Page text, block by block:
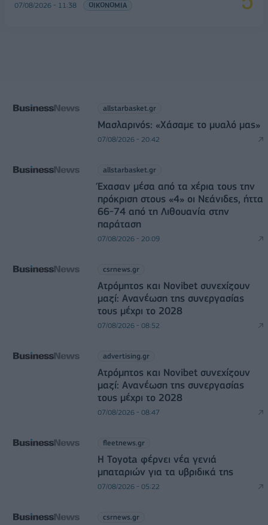
07/08/2026 - 11:38 ΟΙΚΟΝΟΜΙΑ
allstarbasket.gr
Μασλαρινός: «Χάσαμε το μυαλό μας»
07/08/2026 - 20:42
allstarbasket.gr
Έχασαν μέσα από τα χέρια τους την
πρόκριση στους «4» οι Νεάνιδες, ήττα
66-74 από τη Λιθουανία στην
παράταση
07/08/2026 - 20:09
csrnews.gr
Ατρόμητος και Novibet συνεχίζουν
μαζί: Ανανέωση της συνεργασίας
τους μέχρι το 2028
07/08/2026 - 08:52
advertising.gr
Ατρόμητος και Novibet συνεχίζουν
μαζί: Ανανέωση της συνεργασίας
τους μέχρι το 2028
07/08/2026 - 08:47
fleetnews.gr
Η Toyota φέρνει νέα γενιά
μπαταριών για τα υβριδικά της
07/08/2026 - 05:22
csrnews.gr